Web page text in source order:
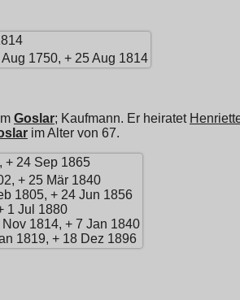
Aug 1750, + 25 Aug 1814
Goslar; Kaufmann. Er heiratet
im Alter von 67.
+ 24 Sep 1865
+ 25 Mär 1840
1805, + 24 Jun 1856
1 Jul 1880
Nov 1814, + 7 Jan 1840
1819, + 18 Dez 1896